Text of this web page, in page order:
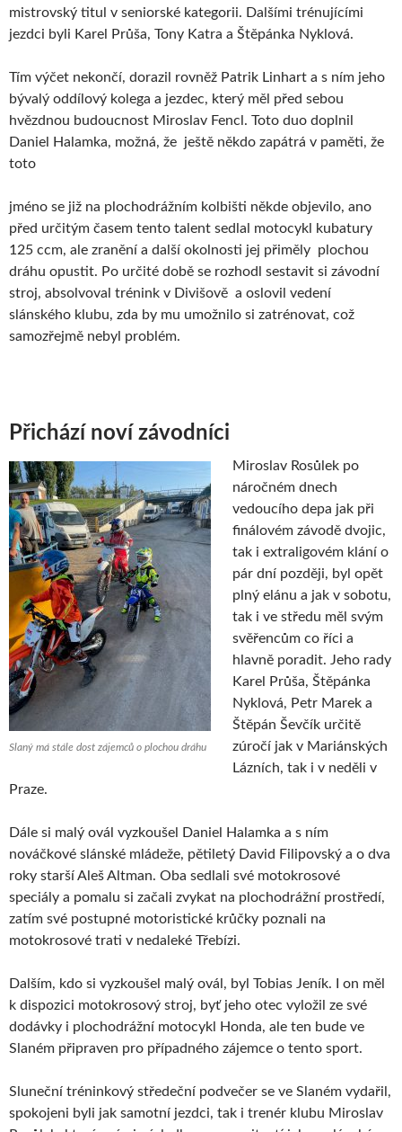
mistrovský titul v seniorské kategorii. Dalšími trénujícími
jezdci byli Karel Průša, Tony Katra a Štěpánka Nyklová.
Tím výčet nekončí, dorazil rovněž Patrik Linhart a s ním jeho
bývalý oddílový kolega a jezdec, který měl před sebou
hvězdnou budoucnost Miroslav Fencl. Toto duo doplnil
Daniel Halamka, možná, že ještě někdo zapátrá v paměti, že
toto
jméno se již na plochodrážním kolbišti někde objevilo, ano
před určitým časem tento talent sedlal motocykl kubatury
125 ccm, ale zranění a další okolnosti jej přiměly plochou
dráhu opustit. Po určité době se rozhodl sestavit si závodní
stroj, absolvoval trénink v Divišově a oslovil vedení
slánského klubu, zda by mu umožnilo si zatrénovat, což
samozřejmě nebyl problém.
Přichází noví závodníci
Slaný má stále dost zájemců o plochou dráhu
Miroslav Rosůlek po
náročném dnech
vedoucího depa jak při
finálovém závodě dvojic,
tak i extraligovém klání o
pár dní později, byl opět
plný elánu a jak v sobotu,
tak i ve středu měl svým
svěřencům co říci a
hlavně poradit. Jeho rady
Karel Průša, Štěpánka
Nyklová, Petr Marek a
Štěpán Ševčík určitě
zúročí jak v Mariánských
Lázních, tak i v neděli v
Praze.
Dále si malý ovál vyzkoušel Daniel Halamka a s ním
nováčkové slánské mládeže, pětiletý David Filipovský a o dva
roky starší Aleš Altman. Oba sedlali své motokrosové
speciály a pomalu si začali zvykat na plochodrážní prostředí,
zatím své postupné motoristické krůčky poznali na
motokrosové trati v nedaleké Třebízi.
Dalším, kdo si vyzkoušel malý ovál, byl Tobias Jeník. I on měl
k dispozici motokrosový stroj, byť jeho otec vyložil ze své
dodávky i plochodrážní motocykl Honda, ale ten bude ve
Slaném připraven pro případného zájemce o tento sport.
Sluneční tréninkový středeční podvečer se ve Slaném vydařil,
spokojeni byli jak samotní jezdci, tak i trenér klubu Miroslav